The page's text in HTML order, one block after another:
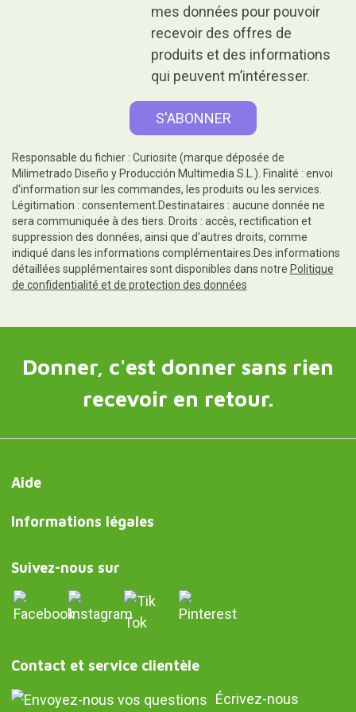
mes données pour pouvoir
recevoir des offres de
produits et des informations
qui peuvent m’intéresser.
Responsable du fichier : Curiosite (marque déposée de
Milimetrado Diseño y Producción Multimedia S.L.). Finalité : envoi
d'information sur les commandes, les produits ou les services.
Légitimation : consentement.Destinataires : aucune donnée ne
sera communiquée à des tiers. Droits : accès, rectification et
suppression des données, ainsi que d'autres droits, comme
indiqué dans les informations complémentaires.Des informations
détaillées supplémentaires sont disponibles dans notre Politique
de confidentialité et de protection des données
Donner, c'est donner sans rien
recevoir en retour.
Aide
Informations légales
Suivez-nous sur
Contact et service clientèle
Écrivez-nous